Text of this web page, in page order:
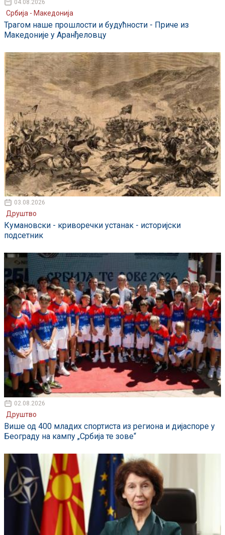
04.08.2026
Србија - Македонија
Трагом наше прошлости и будућности - Приче из
Македоније у Аранђеловцу
03.08.2026
Друштво
Кумановски - криворечки устанак - историјски
подсетник
02.08.2026
Друштво
Више од 400 младих спортиста из региона и дијаспоре у
Београду на кампу „Србија те зове“